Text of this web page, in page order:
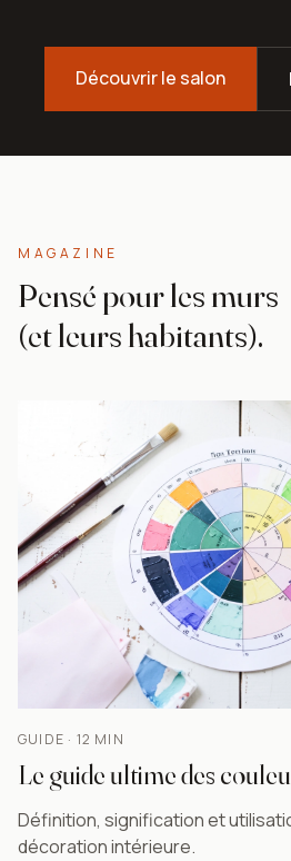
Découvrir le salon
MAGAZINE
Pensé pour les murs
(et leurs habitants).
GUIDE · 12 MIN
Le guide ultime des
Définition, signification et
décoration intérieure.